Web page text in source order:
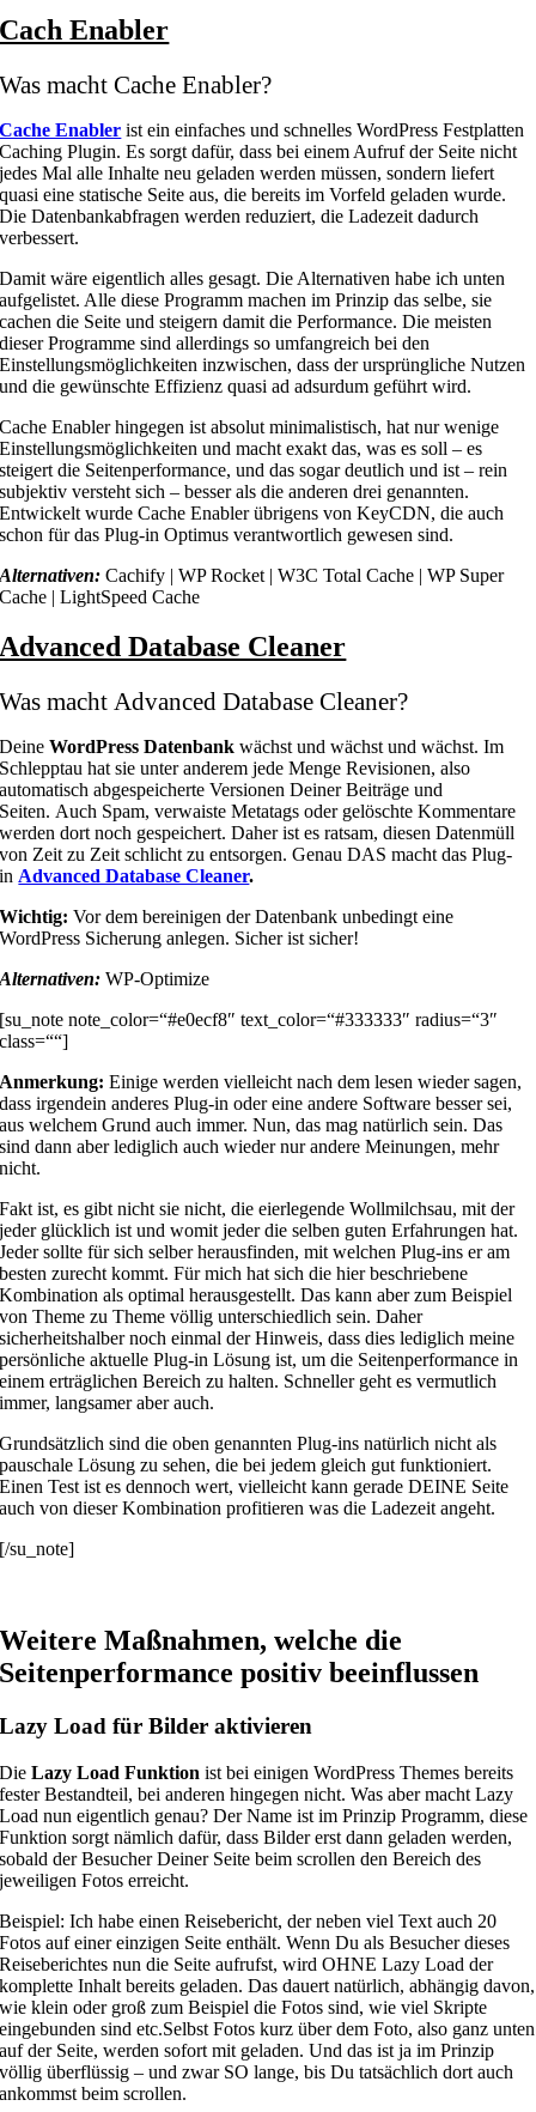
Cach Enabler
Was macht Cache Enabler?
Cache Enabler ist ein einfaches und schnelles WordPress Festplatten
Caching Plugin. Es sorgt dafür, dass bei einem Aufruf der Seite nicht
jedes Mal alle Inhalte neu geladen werden müssen, sondern liefert
quasi eine statische Seite aus, die bereits im Vorfeld geladen wurde.
Die Datenbankabfragen werden reduziert, die Ladezeit dadurch
verbessert.
Damit wäre eigentlich alles gesagt. Die Alternativen habe ich unten
aufgelistet. Alle diese Programm machen im Prinzip das selbe, sie
cachen die Seite und steigern damit die Performance. Die meisten
dieser Programme sind allerdings so umfangreich bei den
Einstellungsmöglichkeiten inzwischen, dass der ursprüngliche Nutzen
und die gewünschte Effizienz quasi ad adsurdum geführt wird.
Cache Enabler hingegen ist absolut minimalistisch, hat nur wenige
Einstellungsmöglichkeiten und macht exakt das, was es soll – es
steigert die Seitenperformance, und das sogar deutlich und ist – rein
subjektiv versteht sich – besser als die anderen drei genannten.
Entwickelt wurde Cache Enabler übrigens von KeyCDN, die auch
schon für das Plug-in Optimus verantwortlich gewesen sind.
Alternativen: Cachify | WP Rocket | W3C Total Cache | WP Super
Cache | LightSpeed Cache
Advanced Database Cleaner
Was macht Advanced Database Cleaner?
DeineWordPress Datenbank wächst und wächst und wächst. Im
Schlepptau hat sie unter anderem jede Menge Revisionen, also
automatisch abgespeicherte Versionen Deiner Beiträge und
Seiten. Auch Spam, verwaiste Metatags oder gelöschte Kommentare
werden dort noch gespeichert. Daher ist es ratsam, diesen Datenmüll
von Zeit zu Zeit schlicht zu entsorgen. Genau DAS macht das Plug-
in Advanced Database Cleaner.
Wichtig: Vor dem bereinigen der Datenbank unbedingt eine
WordPress Sicherung anlegen. Sicher ist sicher!
Alternativen: WP-Optimize
[su_note note_color=“#e0ecf8″ text_color=“#333333″ radius=“3″
class=““]
Anmerkung: Einige werden vielleicht nach dem lesen wieder sagen,
dass irgendein anderes Plug-in oder eine andere Software besser sei,
aus welchem Grund auch immer. Nun, das mag natürlich sein. Das
sind dann aber lediglich auch wieder nur andere Meinungen, mehr
nicht.
Fakt ist, es gibt nicht sie nicht, die eierlegende Wollmilchsau, mit der
jeder glücklich ist und womit jeder die selben guten Erfahrungen hat.
Jeder sollte für sich selber herausfinden, mit welchen Plug-ins er am
besten zurecht kommt. Für mich hat sich die hier beschriebene
Kombination als optimal herausgestellt. Das kann aber zum Beispiel
von Theme zu Theme völlig unterschiedlich sein. Daher
sicherheitshalber noch einmal der Hinweis, dass dies lediglich meine
persönliche aktuelle Plug-in Lösung ist, um die Seitenperformance in
einem erträglichen Bereich zu halten. Schneller geht es vermutlich
immer, langsamer aber auch.
Grundsätzlich sind die oben genannten Plug-ins natürlich nicht als
pauschale Lösung zu sehen, die bei jedem gleich gut funktioniert.
Einen Test ist es dennoch wert, vielleicht kann gerade DEINE Seite
auch von dieser Kombination profitieren was die Ladezeit angeht.
[/su_note]
Weitere Maßnahmen, welche die
Seitenperformance positiv beeinflussen
Lazy Load für Bilder aktivieren
DieLazy Load Funktion ist bei einigen WordPress Themes bereits
fester Bestandteil, bei anderen hingegen nicht. Was aber macht Lazy
Load nun eigentlich genau? Der Name ist im Prinzip Programm, diese
Funktion sorgt nämlich dafür, dass Bilder erst dann geladen werden,
sobald der Besucher Deiner Seite beim scrollen den Bereich des
jeweiligen Fotos erreicht.
Beispiel: Ich habe einen Reisebericht, der neben viel Text auch 20
Fotos auf einer einzigen Seite enthält. Wenn Du als Besucher dieses
Reiseberichtes nun die Seite aufrufst, wird OHNE Lazy Load der
komplette Inhalt bereits geladen. Das dauert natürlich, abhängig davon,
wie klein oder groß zum Beispiel die Fotos sind, wie viel Skripte
eingebunden sind etc.Selbst Fotos kurz über dem Foto, also ganz unten
auf der Seite, werden sofort mit geladen. Und das ist ja im Prinzip
völlig überflüssig – und zwar SO lange, bis Du tatsächlich dort auch
ankommst beim scrollen.